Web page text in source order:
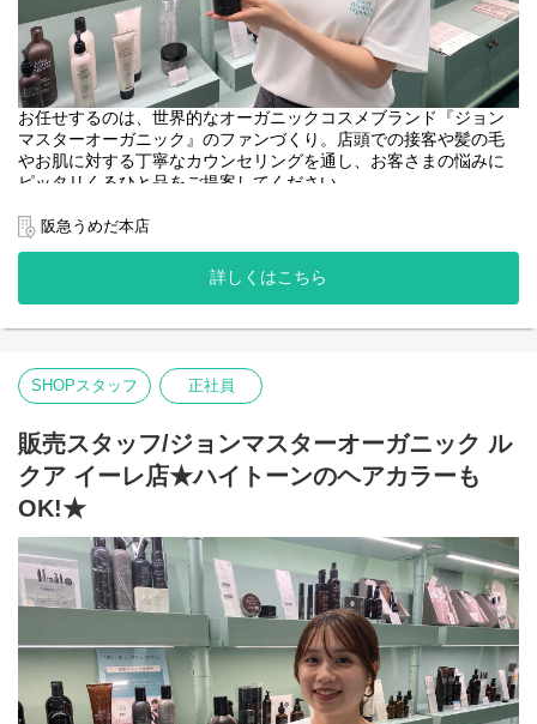
お任せするのは、世界的なオーガニックコスメブランド『ジョン
マスターオーガニック』のファンづくり。店頭での接客や髪の毛
やお肌に対する丁寧なカウンセリングを通し、お客さまの悩みに
ピッタリくるひと品をご提案してください。
＜取扱いブランド＞
[john masters organics]
発により生み出されたスキンケア&ヘアケアのブランドです。
農薬や化学肥料を使わずに栽培され、収穫されたオーガニックで
ナチュラルな原料を使用しています。必要な美容成分を含むハー
ャーで、 ホリスティックな美容効果を追求しています。
阪急うめだ本店
詳しくはこちら
SHOPスタッフ 正社員
販売スタッフ/ジョンマスターオーガニック ル
クア イーレ店★ハイトーンのヘアカラーも
OK!★